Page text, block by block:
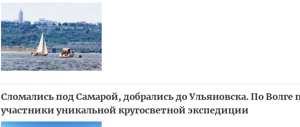
Сломались под Самарой, добрались до Ульяновска. По
участники уникальной кругосветной экспедиции